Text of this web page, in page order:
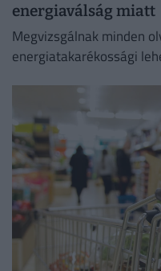
energiaválság miatt
Megvizsgálnak minden
energiatakarékossági
zökkenőmentes